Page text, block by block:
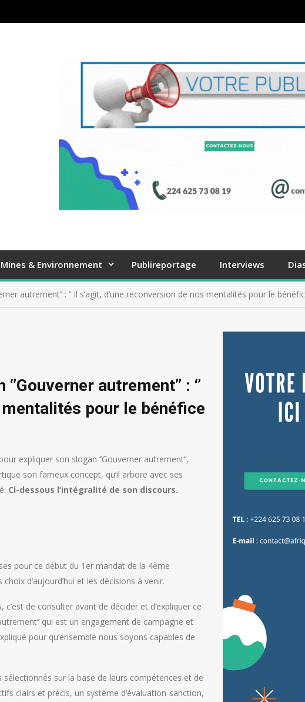
Mines & Environnement Publireportage Interviews
autrement’’ : ‘’ Il s’agit, d’une reconversion de nos mentalités pour le
autrement’’ : ‘’
mentalités pour le bénéfice
expliquer son slogan ‘’Gouverner autrement’’,
son fameux concept, qu’il arbore avec ses
Ci-dessous l’intégralité de son discours.
pour ce début du 1er mandat de la 4ème
d’aujourd’hui et les décisions à venir.
de consulter avant de décider et d’expliquer ce
qui est un engagement de campagne et
pour qu’ensemble nous soyons capables de
sélectionnés sur la base de leurs compétences et de
clairs et précis, un système d’évaluation-sanction,